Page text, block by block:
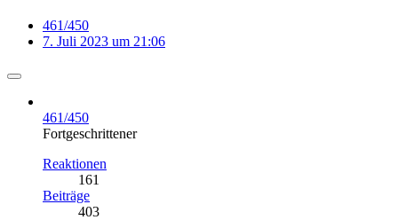
461/450
7. Juli 2023 um 21:06
461/450
Fortgeschrittener
Reaktionen
161
Beiträge
403